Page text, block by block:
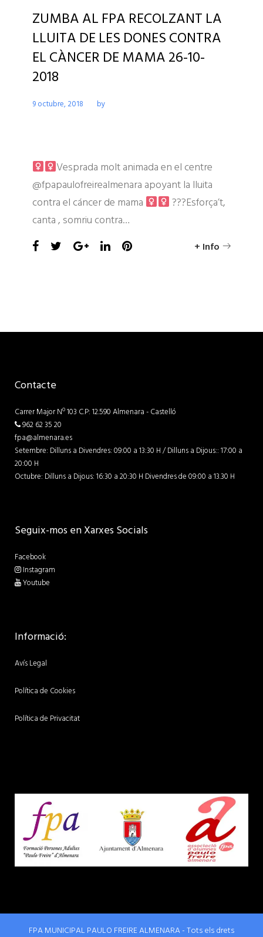
ZUMBA AL FPA RECOLZANT LA
LLUITA DE LES DONES CONTRA
EL CÀNCER DE MAMA 26-10-
2018
9 octubre, 2018 by
Vesprada molt animada en el centre
@fpapaulofreirealmenara apoyant la lluita
contra el cáncer de mama
???Esforça’t,
canta , somriu contra…
Facebook
TwitterGoogle+
LinkedInPinterest + Info
Contacte
Carrer Major Nº 103 C.P: 12.590 Almenara - Castelló
962 62 35 20
fpa@almenara.es
Setembre: Dilluns a Divendres: 09:00 a 13:30 H / Dilluns a Dijous:: 17:00 a
20:00 H
Octubre: Dilluns a Dijous: 16:30 a 20:30 H Divendres de 09:00 a 13.30 H
Seguix-mos en Xarxes Socials
Facebook
Instagram
Youtube
Informació:
Avís Legal
Política de Cookies
Política de Privacitat
FPA MUNICIPAL PAULO FREIRE ALMENARA - Tots els drets